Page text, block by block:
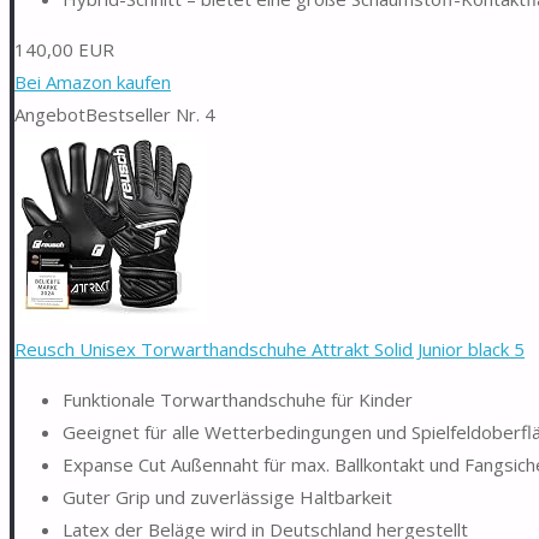
140,00 EUR
Bei Amazon kaufen
AngebotBestseller Nr. 4
Reusch Unisex Torwarthandschuhe Attrakt Solid Junior black 5
Funktionale Torwarthandschuhe für Kinder
Geeignet für alle Wetterbedingungen und
Expanse Cut Außennaht für max. Ballkontakt und
Guter Grip und zuverlässige Haltbarkeit
Latex der Beläge wird in Deutschland hergestellt